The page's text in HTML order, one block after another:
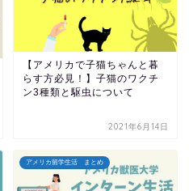
【アメリカで子猫ちゃんと暮
らす方必見！】子猫のワクチ
ン3種類と駆虫について
2021年6月14日
アメリカ留学生活 まとめ